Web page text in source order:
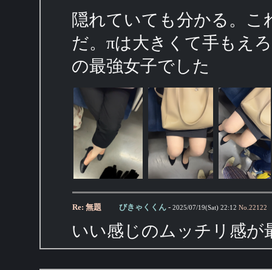
隠れていても分かる。こ
だ。πは大きくて手もえ
の最強女子でした
Re: 無題 びきゃくくん - 2025/07/19(Sat) 22:12 No. 22122
いい感じのムッチリ感が